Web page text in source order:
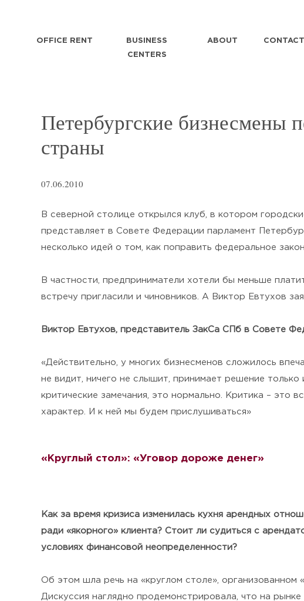
OFFICE RENT BUSINESS
CENTERS
ABOUT
Петербургские бизнесмены
страны
07.06.2010
В северной столице открылся клуб, в котором
представляет в Совете Федерации парламент
несколько идей о том, как поправить федеральное
В частности, предприниматели хотели бы меньше
встречу пригласили и чиновников. А Виктор Евтухов
Виктор Евтухов, представитель ЗакСа СПб в Совете
«Действительно, у многих бизнесменов сложилось
не видит, ничего не слышит, принимает решение
критические замечания, это нормально. Критика – это
характер. И к ней мы будем прислушиваться»
«Круглый стол»: «Уговор дороже денег»
Как за время кризиса изменилась кухня арендных
ради «якорного» клиента? Стоит ли судиться с
условиях финансовой неопределенности?
Об этом шла речь на «круглом столе», организованном
Дискуссия наглядно продемонстрировала, что на